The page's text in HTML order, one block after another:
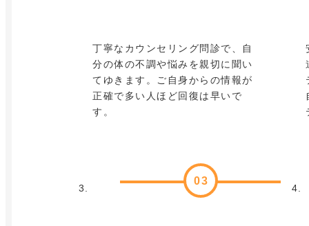
丁寧なカウンセリング問診で、自
分の体の不調や悩みを親切に聞い
てゆきます。ご自身からの情報が
正確で多い人ほど回復は早いで
す。
03